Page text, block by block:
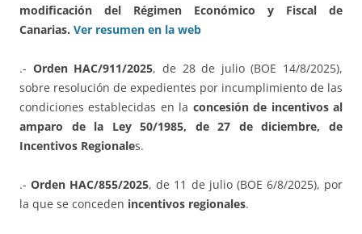
modificación del Régimen Económico y Fiscal de
Canarias. Ver resumen en la web
.- Orden HAC/911/2025, de 28 de julio (BOE 14/8/2025),
sobre resolución de expedientes por incumplimiento de las
condiciones establecidas en la concesión de incentivos al
amparo de la Ley 50/1985, de 27 de diciembre, de
Incentivos Regionales.
.-Orden HAC/855/2025, de 11 de julio (BOE 6/8/2025), por
la que se conceden incentivos regionales.